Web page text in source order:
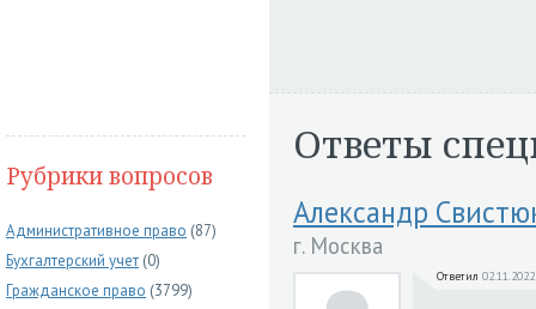
Рубрики вопросов
Административное право (87)
Бухгалтерский учет (0)
Гражданское право (3799)
Ответы
Александр
г. Москва
Ответил